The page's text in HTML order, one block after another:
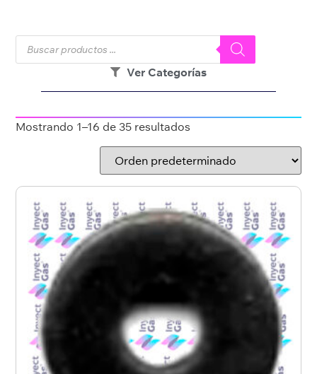
Ver Categorías
Mostrando 1–16 de 35 resultados